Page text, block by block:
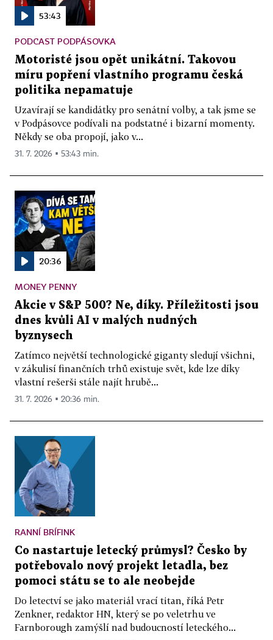
53:43
PODCAST PODPÁSOVKA
Motoristé jsou opět unikátní. Takovou
míru popření vlastního programu česká
politika nepamatuje
Uzavírají se kandidátky pro senátní volby, a tak jsme se
v Podpásovce podívali na podstatné i bizarní momenty.
Někdy se oba propojí, jako v...
31. 7. 2026 ▪ 53:43 min.
20:36
MONEY PENNY
Akcie v S&P 500? Ne, díky. Příležitosti jsou
dnes kvůli AI v malých nudných
byznysech
Zatímco největší technologické giganty sledují všichni,
v zákulisí finančních trhů existuje svět, kde lze díky
vlastní rešerši stále najít hrubě...
31. 7. 2026 ▪ 20:36 min.
RANNÍ BRÍFINK
Co nastartuje letecký průmysl? Česko by
potřebovalo nový projekt letadla, bez
pomoci státu se to ale neobejde
Do letectví se jako materiál vrací titan, říká Petr
Zenkner, redaktor HN, který se po veletrhu ve
Farnborough zamýšlí nad budoucností leteckého...